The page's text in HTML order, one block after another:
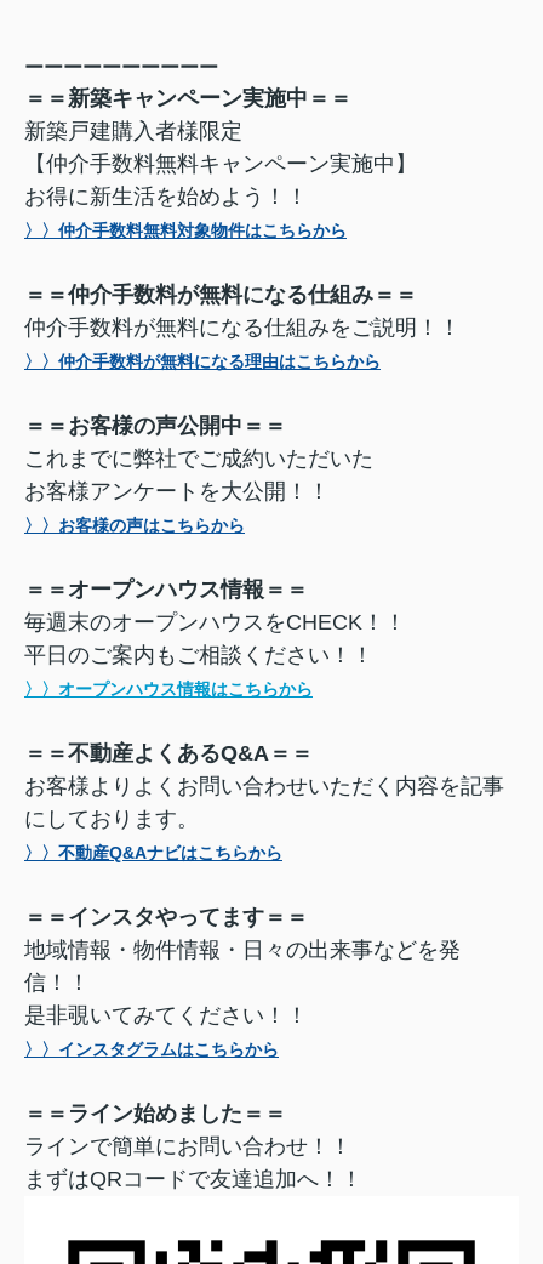
ーーーーーーーーーー
＝＝新築キャンペーン実施中＝＝
新築戸建購入者様限定
【仲介手数料無料キャンペーン実施中】
お得に新生活を始めよう！！
〉〉仲介手数料無料対象物件はこちらから
＝＝仲介手数料が無料になる仕組み＝＝
仲介手数料が無料になる仕組みをご説明！！
〉〉仲介手数料が無料になる理由はこちらから
＝＝お客様の声公開中＝＝
これまでに弊社でご成約いただいた
お客様アンケートを大公開！！
〉〉お客様の声はこちらから
＝＝オープンハウス情報＝＝
毎週末のオープンハウスをCHECK！！
平日のご案内もご相談ください！！
〉〉オープンハウス情報はこちらから
＝＝不動産よくあるQ&A＝＝
お客様よりよくお問い合わせいただく内容を記事
にしております。
〉〉不動産Q&Aナビはこちらから
＝＝インスタやってます＝＝
地域情報・物件情報・日々の出来事などを発
信！！
是非覗いてみてください！！
〉〉インスタグラムはこちらから
＝＝ライン始めました＝＝
ラインで簡単にお問い合わせ！！
まずはQRコードで友達追加へ！！